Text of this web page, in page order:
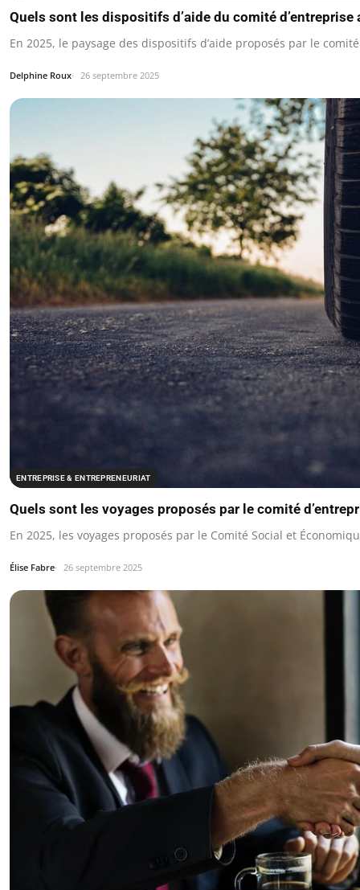
Quels sont les dispositifs d’aide du comité d’entreprise
En 2025, le paysage des dispositifs d’aide proposés par le
Delphine Roux 26 septembre 2025
ENTREPRISE & ENTREPRENEURIAT
Quels sont les voyages proposés par le comité
En 2025, les voyages proposés par le Comité Social et
Élise Fabre 26 septembre 2025